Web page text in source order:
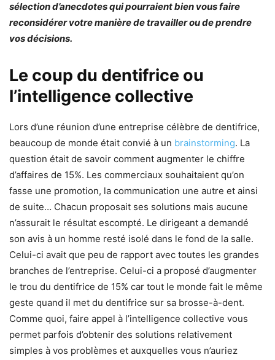
sélection d’anecdotes qui pourraient bien vous faire
reconsidérer votre manière de travailler ou de prendre
vos décisions.
Le coup du dentifrice ou
l’intelligence collective
Lors d’une réunion d’une entreprise célèbre de dentifrice,
beaucoup de monde était convié à un brainstorming. La
question était de savoir comment augmenter le chiffre
d’affaires de 15%. Les commerciaux souhaitaient qu’on
fasse une promotion, la communication une autre et ainsi
de suite… Chacun proposait ses solutions mais aucune
n’assurait le résultat escompté. Le dirigeant a demandé
son avis à un homme resté isolé dans le fond de la salle.
Celui-ci avait que peu de rapport avec toutes les grandes
branches de l’entreprise. Celui-ci a proposé d’augmenter
le trou du dentifrice de 15% car tout le monde fait le même
geste quand il met du dentifrice sur sa brosse-à-dent.
Comme quoi, faire appel à l’intelligence collective vous
permet parfois d’obtenir des solutions relativement
simples à vos problèmes et auxquelles vous n’auriez